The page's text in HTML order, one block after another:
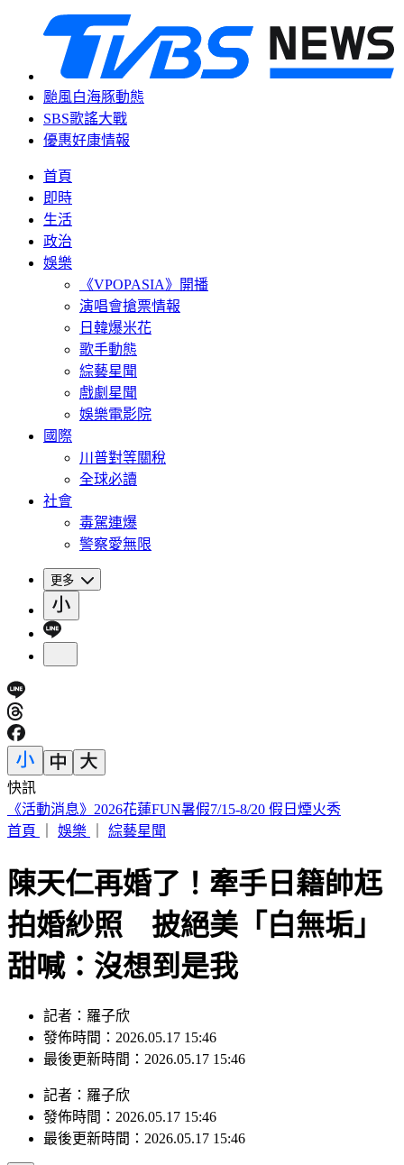
颱風白海豚動態
SBS歌謠大戰
優惠好康情報
首頁
即時
生活
政治
娛樂
《VPOPASIA》開播
演唱會搶票情報
日韓爆米花
歌手動態
綜藝星聞
戲劇星聞
娛樂電影院
國際
川普對等關稅
全球必讀
社會
毒駕連爆
警察愛無限
更多
快訊
駐歐外交官爆霸凌、徐佳青狂出國 他轟：政府官員風紀徹底
棄守
陳天仁再婚了！牽手日籍帥尪
拍婚紗照 披絕美「白無垢」
甜喊：沒想到是我
記者：羅子欣
發佈時間：2026.05.17 15:46
記者：羅子欣
發佈時間：2026.05.17 15:46